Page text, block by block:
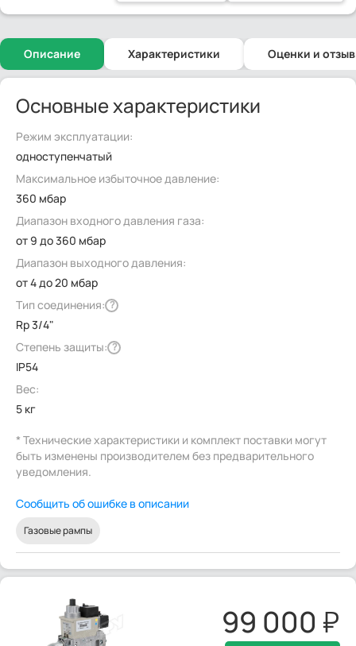
Описание Характеристики Оценки и
Основные характеристики
Режим эксплуатации:
одноступенчатый
Максимальное избыточное давление:
360 мбар
Диапазон входного давления газа:
от 9 до 360 мбар
Диапазон выходного давления:
от 4 до 20 мбар
Тип соединения: ?
Rp 3/4"
Степень защиты: ?
IP54
Вес:
5 кг
* Технические характеристики и комплект поставки могут
быть изменены производителем без предварительного
уведомления.
Сообщить об ошибке в описании
Газовые рампы
99 000